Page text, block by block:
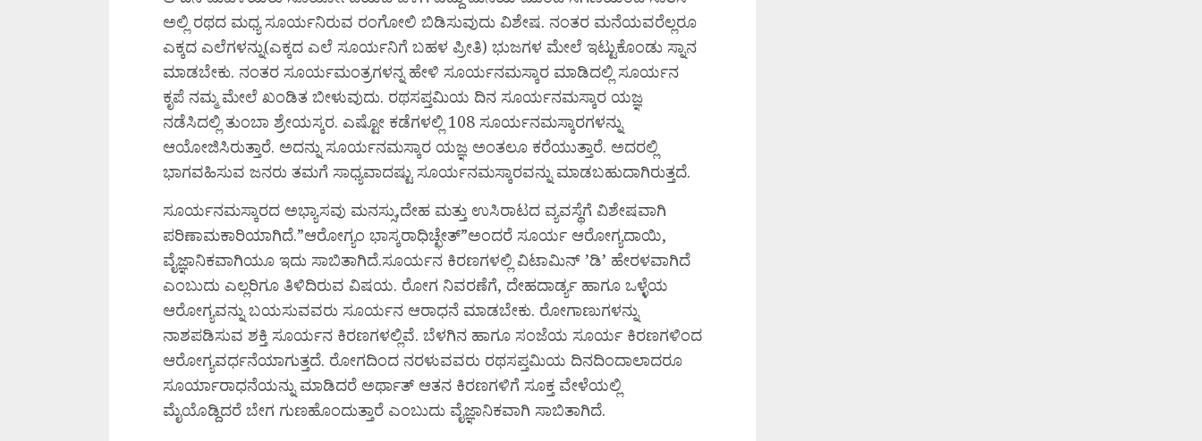
ಅಲ್ಲಿ ರಥದ ಮಧ್ಯ ಸೂರ್ಯನಿರುವ ರಂಗೋಲಿ ಬಿಡಿಸುವುದು ವಿಶೇಷ. ನಂತರ ಮನೆಯವರೆಲ್ಲರೂ
ಎಕ್ಕದ ಎಲೆಗಳನ್ನು(ಎಕ್ಕದ ಎಲೆ ಸೂರ್ಯನಿಗೆ ಬಹಳ ಪ್ರೀತಿ) ಭುಜಗಳ ಮೇಲೆ ಇಟ್ಟುಕೊಂಡು ಸ್ನಾನ
ಮಾಡಬೇಕು. ನಂತರ ಸೂರ್ಯಮಂತ್ರಗಳನ್ನ ಹೇಳಿ ಸೂರ್ಯನಮಸ್ಕಾರ ಮಾಡಿದಲ್ಲಿ ಸೂರ್ಯನ
ಕೃಪೆ ನಮ್ಮ ಮೇಲೆ ಖಂಡಿತ ಬೀಳುವುದು. ರಥಸಪ್ತಮಿಯ ದಿನ ಸೂರ್ಯನಮಸ್ಕಾರ ಯಜ್ಞ
ನಡೆಸಿದಲ್ಲಿ ತುಂಬಾ ಶ್ರೇಯಸ್ಕರ. ಎಷ್ಟೋ ಕಡೆಗಳಲ್ಲಿ 108 ಸೂರ್ಯನಮಸ್ಕಾರಗಳನ್ನು
ಆಯೋಜಿಸಿರುತ್ತಾರೆ. ಅದನ್ನು ಸೂರ್ಯನಮಸ್ಕಾರ ಯಜ್ಞ ಅಂತಲೂ ಕರೆಯುತ್ತಾರೆ. ಅದರಲ್ಲಿ
ಭಾಗವಹಿಸುವ ಜನರು ತಮಗೆ ಸಾಧ್ಯವಾದಷ್ಟು ಸೂರ್ಯನಮಸ್ಕಾರವನ್ನು ಮಾಡಬಹುದಾಗಿರುತ್ತದೆ.
ಸೂರ್ಯನಮಸ್ಕಾರದ ಅಭ್ಯಾಸವು ಮನಸ್ಸು,ದೇಹ ಮತ್ತು ಉಸಿರಾಟದ ವ್ಯವಸ್ಥೆಗೆ ವಿಶೇಷವಾಗಿ
ಪರಿಣಾಮಕಾರಿಯಾಗಿದೆ.”ಆರೋಗ್ಯಂ ಭಾಸ್ಕರಾಧಿಚ್ಛೇತ್”ಅಂದರೆ ಸೂರ್ಯ ಆರೋಗ್ಯದಾಯಿ,
ವೈಜ್ಞಾನಿಕವಾಗಿಯೂ ಇದು ಸಾಬಿತಾಗಿದೆ.ಸೂರ್ಯನ ಕಿರಣಗಳಲ್ಲಿ ವಿಟಾಮಿನ್ ’ಡಿ’ ಹೇರಳವಾಗಿದೆ
ಎಂಬುದು ಎಲ್ಲರಿಗೂ ತಿಳಿದಿರುವ ವಿಷಯ. ರೋಗ ನಿವರಣೆಗೆ, ದೇಹದಾರ್ಡ್ಯ ಹಾಗೂ ಒಳ್ಳೆಯ
ಆರೋಗ್ಯವನ್ನು ಬಯಸುವವರು ಸೂರ್ಯನ ಆರಾಧನೆ ಮಾಡಬೇಕು. ರೋಗಾಣುಗಳನ್ನು
ನಾಶಪಡಿಸುವ ಶಕ್ತಿ ಸೂರ್ಯನ ಕಿರಣಗಳಲ್ಲಿವೆ. ಬೆಳಗಿನ ಹಾಗೂ ಸಂಜೆಯ ಸೂರ್ಯ ಕಿರಣಗಳಿಂದ
ಆರೋಗ್ಯವರ್ಧನೆಯಾಗುತ್ತದೆ. ರೋಗದಿಂದ ನರಳುವವರು ರಥಸಪ್ತಮಿಯ ದಿನದಿಂದಾಲಾದರೂ
ಸೂರ್ಯಾರಾಧನೆಯನ್ನು ಮಾಡಿದರೆ ಅರ್ಥಾತ್ ಆತನ ಕಿರಣಗಳಿಗೆ ಸೂಕ್ತ ವೇಳೆಯಲ್ಲಿ
ಮೈಯೊಡ್ದಿದರೆ ಬೇಗ ಗುಣಹೊಂದುತ್ತಾರೆ ಎಂಬುದು ವೈಜ್ಞಾನಿಕವಾಗಿ ಸಾಬಿತಾಗಿದೆ.